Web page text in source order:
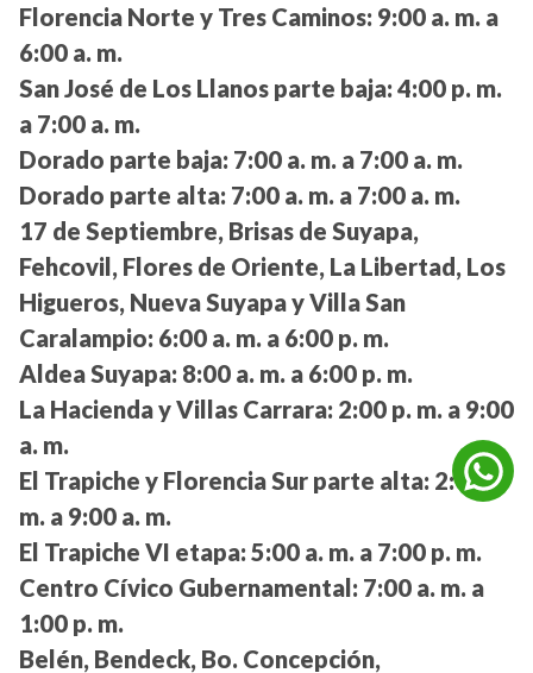
Florencia Norte y Tres Caminos: 9:00 a. m. a
6:00 a. m.
San José de Los Llanos parte baja: 4:00 p. m.
a 7:00 a. m.
Dorado parte baja: 7:00 a. m. a 7:00 a. m.
Dorado parte alta: 7:00 a. m. a 7:00 a. m.
17 de Septiembre, Brisas de Suyapa,
Fehcovil, Flores de Oriente, La Libertad, Los
Higueros, Nueva Suyapa y Villa San
Caralampio: 6:00 a. m. a 6:00 p. m.
Aldea Suyapa: 8:00 a. m. a 6:00 p. m.
La Hacienda y Villas Carrara: 2:00 p. m. a 9:00
a. m.
El Trapiche y Florencia Sur parte alta: 2:00 p.
m. a 9:00 a. m.
El Trapiche VI etapa: 5:00 a. m. a 7:00 p. m.
Centro Cívico Gubernamental: 7:00 a. m. a
1:00 p. m.
Belén, Bendeck, Bo. Concepción,